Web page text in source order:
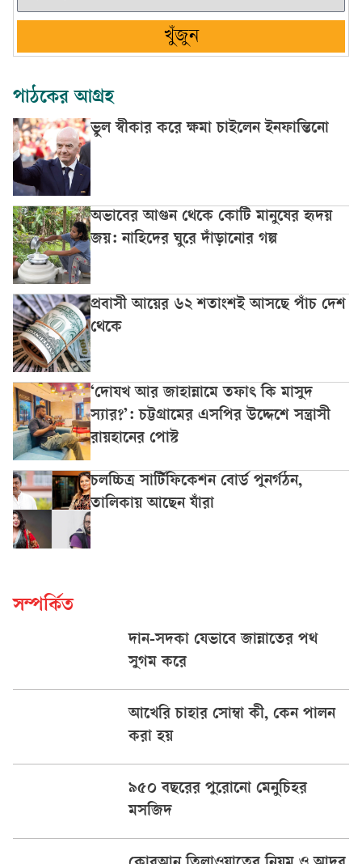
খুঁজুন
পাঠকের আগ্রহ
ভুল স্বীকার করে ক্ষমা চাইলেন ইনফান্তিনো
অভাবের আগুন থেকে কোটি মানুষের হৃদয়
জয়: নাহিদের ঘুরে দাঁড়ানোর গল্প
প্রবাসী আয়ের ৬২ শতাংশই আসছে পাঁচ দেশ
থেকে
‘দোযখ আর জাহান্নামে তফাৎ কি মাসুদ
স্যার?’: চট্টগ্রামের এসপির উদ্দেশে সন্ত্রাসী
রায়হানের পোস্ট
চলচ্চিত্র সার্টিফিকেশন বোর্ড পুনর্গঠন,
তালিকায় আছেন যাঁরা
সম্পর্কিত
দান-সদকা যেভাবে জান্নাতের পথ
সুগম করে
আখেরি চাহার সোম্বা কী, কেন পালন
করা হয়
৯৫০ বছরের পুরোনো মেনুচিহর
মসজিদ